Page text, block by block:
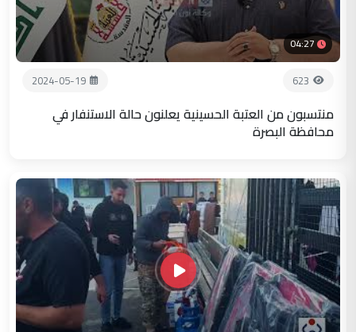
04:27
623
2024-05-19
منتسبون من العتبة الحسينية يعلنون حالة الاستنفار في
محافظة البصرة